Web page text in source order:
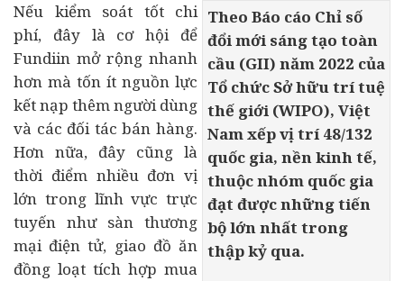
Theo Báo cáo Chỉ số
đổi mới sáng tạo toàn
cầu (GII) năm 2022 của
Tổ chức Sở hữu trí tuệ
thế giới (WIPO), Việt
Nam xếp vị trí 48/132
quốc gia, nềnkinh tế,
thuộc nhóm quốc gia
đạt được những tiến
bộ lớn nhất trong
thập kỷ qua.
Nếu kiểm soát tốt chi
phí, đây là cơ hội để
Fundiin mở rộng nhanh
hơn mà tốn ít nguồn lực
kết nạp thêm người dùng
và các đối tác bán hàng.
Hơn nữa, đây cũng là
thời điểm nhiều đơn vị
lớn trong lĩnh vực trực
tuyến như sàn thương
mại điện tử, giao đồ ăn
đồng loạt tích hợp mua